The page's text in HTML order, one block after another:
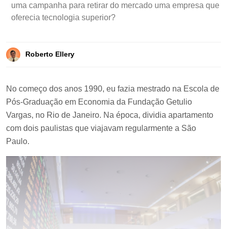
uma campanha para retirar do mercado uma empresa que
oferecia tecnologia superior?
Roberto Ellery
No começo dos anos 1990, eu fazia mestrado na Escola de
Pós-Graduação em Economia da Fundação Getulio
Vargas, no Rio de Janeiro. Na época, dividia apartamento
com dois paulistas que viajavam regularmente a São
Paulo.